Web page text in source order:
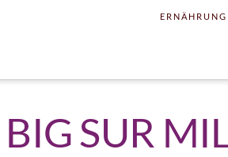
ERNÄHRUNG
SUR